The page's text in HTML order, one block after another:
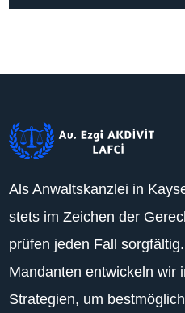
Als Anwaltskanzlei in
stets im Zeichen der
prüfen jeden Fall
Mandanten entwickeln wir
Strategien, um